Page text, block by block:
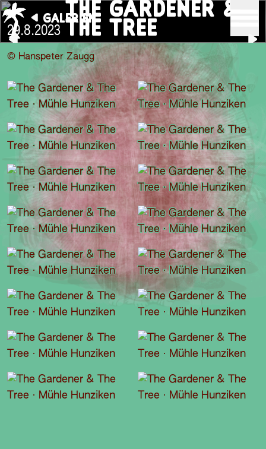
GALERIEN
29.8.2023
THE GARDENER &
THE TREE
© Hanspeter Zaugg